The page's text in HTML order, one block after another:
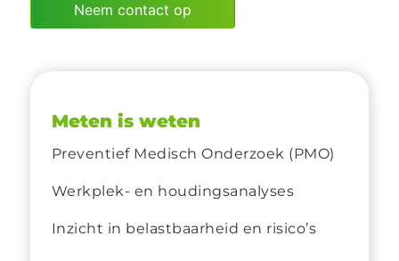
Neem contact op
Meten is weten
Preventief Medisch Onderzoek (PMO)
Werkplek- en houdingsanalyses
Inzicht in belastbaarheid en risico’s